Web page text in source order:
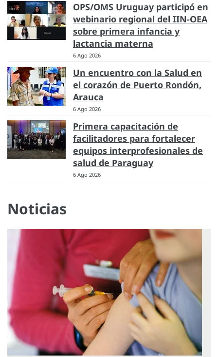
OPS/OMS Uruguay participó en
webinario regional del IIN-OEA
sobre primera infancia y
lactancia materna
6 Ago 2026
Un encuentro con la Salud en
el corazón de Puerto Rondón,
Arauca
6 Ago 2026
Primera capacitación de
facilitadores para fortalecer
equipos interprofesionales de
salud de Paraguay
6 Ago 2026
Noticias